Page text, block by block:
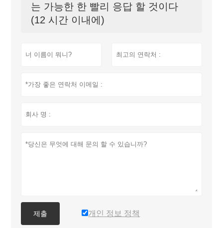
는 가능한 한 빨리 응답 할 것이다
(12 시간 이내에)
제출 개인 정보 정책